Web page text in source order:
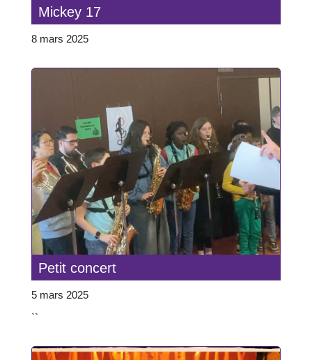
Mickey 17
8 mars 2025
Petit concert
5 mars 2025
``